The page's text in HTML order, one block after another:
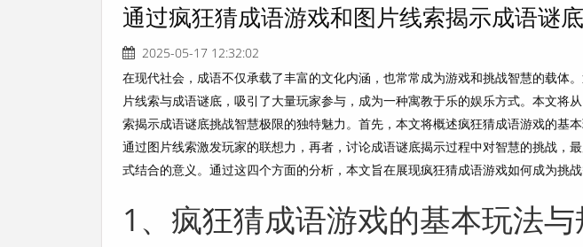
通过疯狂猜成语游戏和图片线索揭示成语谜
2025-05-17 12:32:02
在现代社会，成语不仅承载了丰富的文化内涵，也常常成为游戏和挑战智慧的载体
片线索与成语谜底，吸引了大量玩家参与，成为一种寓教于乐的娱乐方式。本文将
索揭示成语谜底挑战智慧极限的独特魅力。首先，本文将概述疯狂猜成语游戏的基
通过图片线索激发玩家的联想力，再者，讨论成语谜底揭示过程中对智慧的挑战，
式结合的意义。通过这四个方面的分析，本文旨在展现疯狂猜成语游戏如何成为挑
1、疯狂猜成语游戏的基本玩法与